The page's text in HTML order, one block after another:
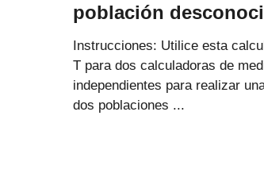
población
Instrucciones: Utilice esta
T para dos calculadoras de
independientes para realizar
dos poblaciones ...